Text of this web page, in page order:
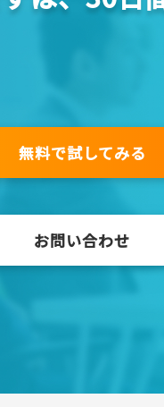
無料で試してみる
お問い合わせ